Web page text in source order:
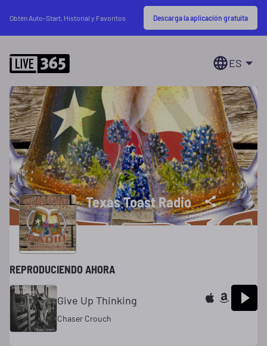
Obtén Auto-Start, Historial y Favoritos Descarga la aplicación gratuita
ES
Texas Toast Radio
REPRODUCIENDO AHORA
Give Up Thinking
Chaser Crouch